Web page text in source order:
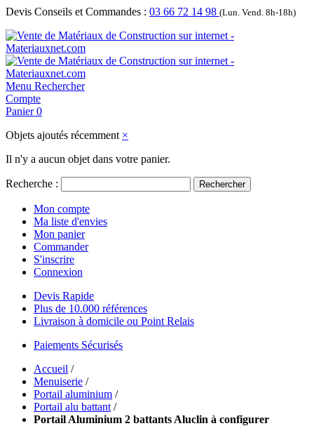
Devis Conseils et Commandes : 03 66 72 14 98 (Lun. Vend. 8h-18h)
Menu Rechercher
Compte
Panier 0
Objets ajoutés récemment ×
Il n'y a aucun objet dans votre panier.
Recherche : Rechercher
Mon compte
Ma liste d'envies
Mon panier
Commander
S'inscrire
Connexion
Devis Rapide
Plus de 10.000 références
Livraison à domicile ou Point Relais
Paiements Sécurisés
Accueil /
Menuiserie /
Portail aluminium /
Portail alu battant /
Portail Aluminium 2 battants Aluclin à configurer